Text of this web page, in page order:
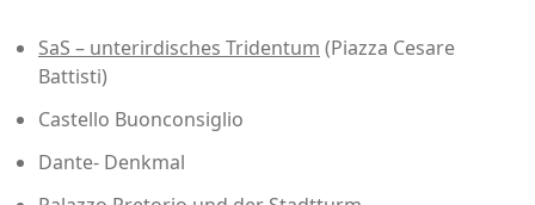
SaS – unterirdisches Tridentum (Piazza Cesare
Battisti)
Castello Buonconsiglio
Dante- Denkmal